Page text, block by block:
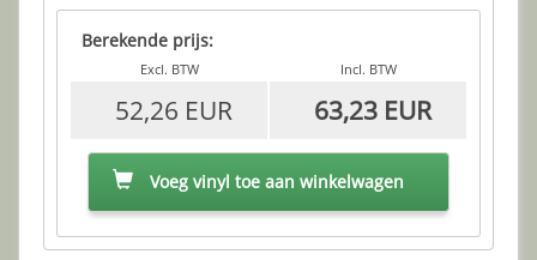
Berekende prijs:
Excl. BTW Incl. BTW
52,26 EUR 63,23 EUR
Voeg vinyl toe aan winkelwagen